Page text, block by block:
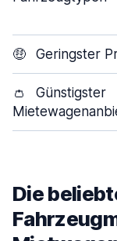
🤑 Geringster
👛
Günstigster
Die